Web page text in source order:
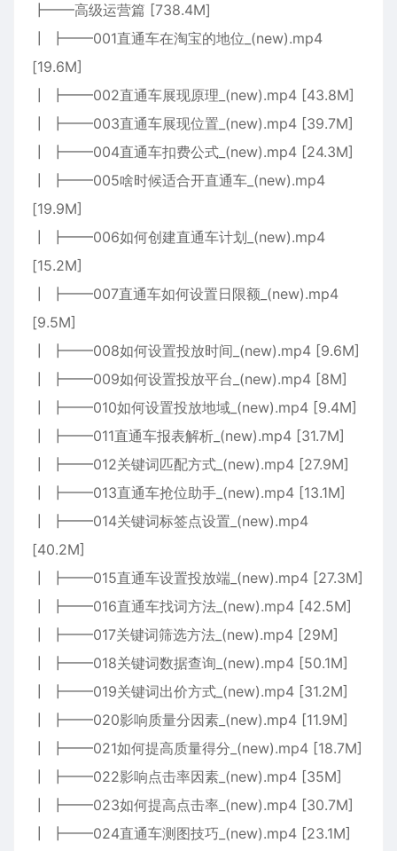
┣━━高级运营篇 [738.4M]
┃ ┣━━001直通车在淘宝的地位_(new).mp4
[19.6M]
┃ ┣━━002直通车展现原理_(new).mp4 [43.8M]
┃ ┣━━003直通车展现位置_(new).mp4 [39.7M]
┃ ┣━━004直通车扣费公式_(new).mp4 [24.3M]
┃ ┣━━005啥时候适合开直通车_(new).mp4
[19.9M]
┃ ┣━━006如何创建直通车计划_(new).mp4
[15.2M]
┃ ┣━━007直通车如何设置日限额_(new).mp4
[9.5M]
┃ ┣━━008如何设置投放时间_(new).mp4 [9.6M]
┃ ┣━━009如何设置投放平台_(new).mp4 [8M]
┃ ┣━━010如何设置投放地域_(new).mp4 [9.4M]
┃ ┣━━011直通车报表解析_(new).mp4 [31.7M]
┃ ┣━━012关键词匹配方式_(new).mp4 [27.9M]
┃ ┣━━013直通车抢位助手_(new).mp4 [13.1M]
┃ ┣━━014关键词标签点设置_(new).mp4
[40.2M]
┃ ┣━━015直通车设置投放端_(new).mp4 [27.3M]
┃ ┣━━016直通车找词方法_(new).mp4 [42.5M]
┃ ┣━━017关键词筛选方法_(new).mp4 [29M]
┃ ┣━━018关键词数据查询_(new).mp4 [50.1M]
┃ ┣━━019关键词出价方式_(new).mp4 [31.2M]
┃ ┣━━020影响质量分因素_(new).mp4 [11.9M]
┃ ┣━━021如何提高质量得分_(new).mp4 [18.7M]
┃ ┣━━022影响点击率因素_(new).mp4 [35M]
┃ ┣━━023如何提高点击率_(new).mp4 [30.7M]
┃ ┣━━024直通车测图技巧_(new).mp4 [23.1M]